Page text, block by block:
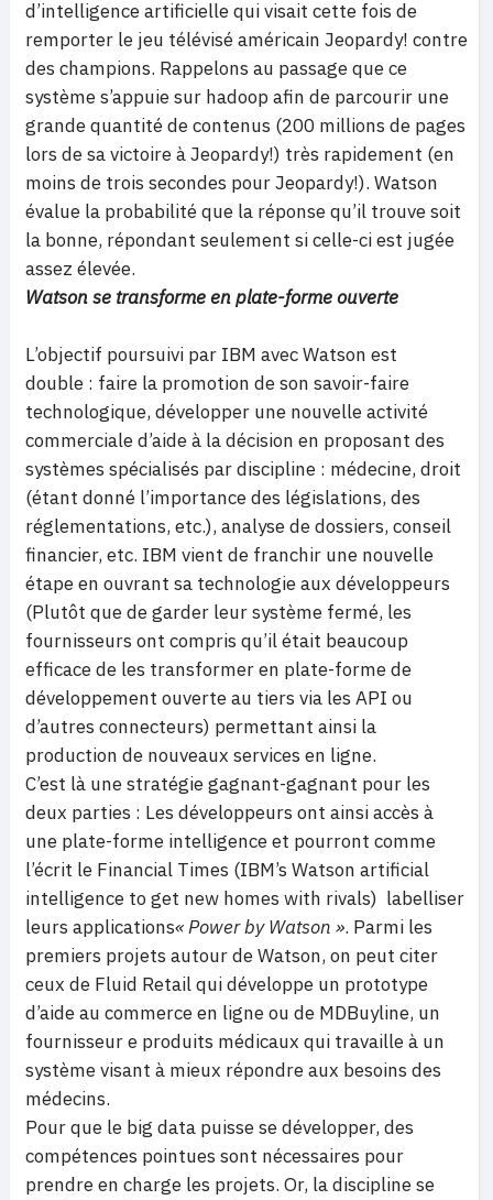
d’intelligence artificielle qui visait cette fois de
remporter le jeu télévisé américain Jeopardy! contre
des champions. Rappelons au passage que ce
système s’appuie sur hadoop afin de parcourir une
grande quantité de contenus (200 millions de pages
lors de sa victoire à Jeopardy!) très rapidement (en
moins de trois secondes pour Jeopardy!). Watson
évalue la probabilité que la réponse qu’il trouve soit
la bonne, répondant seulement si celle-ci est jugée
assez élevée.
Watson se transforme en plate-forme ouverte
L’objectif poursuivi par IBM avec Watson est
double : faire la promotion de son savoir-faire
technologique, développer une nouvelle activité
commerciale d’aide à la décision en proposant des
systèmes spécialisés par discipline : médecine, droit
(étant donné l’importance des législations, des
réglementations, etc.), analyse de dossiers, conseil
financier, etc. IBM vient de franchir une nouvelle
étape en ouvrant sa technologie aux développeurs
(Plutôt que de garder leur système fermé, les
fournisseurs ont compris qu’il était beaucoup
efficace de les transformer en plate-forme de
développement ouverte au tiers via les API ou
d’autres connecteurs) permettant ainsi la
production de nouveaux services en ligne.
C’est là une stratégie gagnant-gagnant pour les
deux parties : Les développeurs ont ainsi accès à
une plate-forme intelligence et pourront comme
l’écrit le Financial Times (IBM’s Watson artificial
intelligence to get new homes with rivals) labelliser
leurs applications« Power by Watson ». Parmi les
premiers projets autour de Watson, on peut citer
ceux de Fluid Retail qui développe un prototype
d’aide au commerce en ligne ou de MDBuyline, un
fournisseur e produits médicaux qui travaille à un
système visant à mieux répondre aux besoins des
médecins.
Pour que le big data puisse se développer, des
compétences pointues sont nécessaires pour
prendre en charge les projets. Or, la discipline se